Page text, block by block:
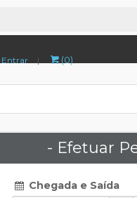
Entrar | (0)
- Efetuar
Chegada e Saída